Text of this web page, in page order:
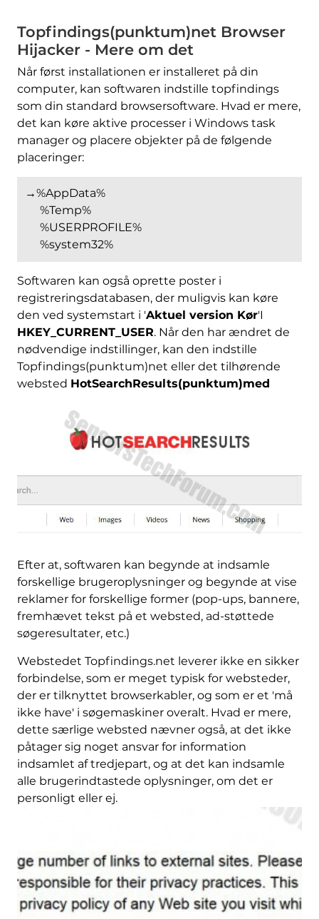
Topfindings(punktum)net Browser
Hijacker - Mere om det
Når først installationen er installeret på din
computer, kan softwaren indstille topfindings
som din standard browsersoftware. Hvad er mere,
det kan køre aktive processer i Windows task
manager og placere objekter på de følgende
placeringer:
→%AppData%
%Temp%
%USERPROFILE%
%system32%
Softwaren kan også oprette poster i
registreringsdatabasen, der muligvis kan køre
den ved systemstart i 'Aktuel version Kør'I
HKEY_CURRENT_USER. Når den har ændret de
nødvendige indstillinger, kan den indstille
Topfindings(punktum)net eller det tilhørende
websted HotSearchResults(punktum)med
Efter at, softwaren kan begynde at indsamle
forskellige brugeroplysninger og begynde at vise
reklamer for forskellige former (pop-ups, bannere,
fremhævet tekst på et websted, ad-støttede
søgeresultater, etc.)
Webstedet Topfindings.net leverer ikke en sikker
forbindelse, som er meget typisk for websteder,
der er tilknyttet browserkabler, og som er et 'må
ikke have' i søgemaskiner overalt. Hvad er mere,
dette særlige websted nævner også, at det ikke
påtager sig noget ansvar for information
indsamlet af tredjepart, og at det kan indsamle
alle brugerindtastede oplysninger, om det er
personligt eller ej.